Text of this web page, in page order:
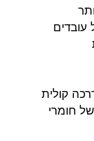
קולית
חומרי